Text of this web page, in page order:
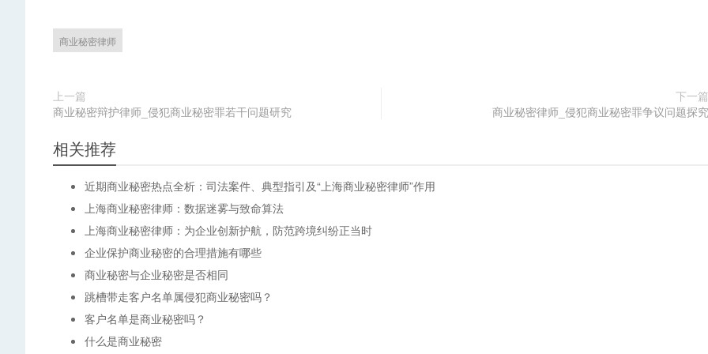
商业秘密律师
上一篇
商业秘密辩护律师_侵犯商业秘密罪若干问题研究
下一篇
商业秘密律师_侵犯商业秘密罪争议问题探究
相关推荐
近期商业秘密热点全析：司法案件、典型指引及“上海商业秘密律师”作用
上海商业秘密律师：数据迷雾与致命算法
上海商业秘密律师：为企业创新护航，防范跨境纠纷正当时
企业保护商业秘密的合理措施有哪些
商业秘密与企业秘密是否相同
跳槽带走客户名单属侵犯商业秘密吗？
客户名单是商业秘密吗？
什么是商业秘密